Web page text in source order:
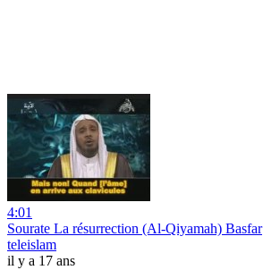
4:01
Sourate La résurrection (Al-Qiyamah) Basfar
teleislam
il y a 17 ans